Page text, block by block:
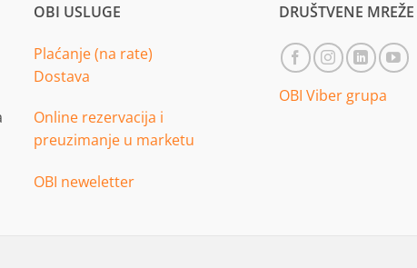
OBI USLUGE
Plaćanje (na rate)
Dostava
Online rezervacija i
preuzimanje u marketu
OBI neweletter
DRUŠTVENE MREŽE
OBI Viber grupa